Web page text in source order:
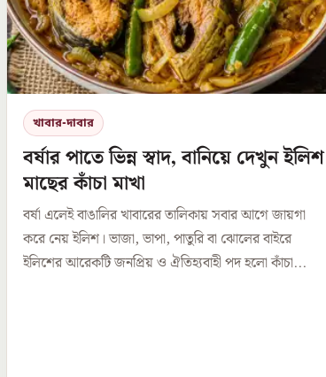
খাবার-দাবার
বর্ষার পাতে ভিন্ন স্বাদ, বানিয়ে দেখুন ইলিশ
মাছের কাঁচা মাখা
বর্ষা এলেই বাঙালির খাবারের তালিকায় সবার আগে জায়গা
করে নেয় ইলিশ। ভাজা, ভাপা, পাতুরি বা ঝোলের বাইরে
ইলিশের আরেকটি জনপ্রিয় ও ঐতিহ্যবাহী পদ হলো কাঁচা...